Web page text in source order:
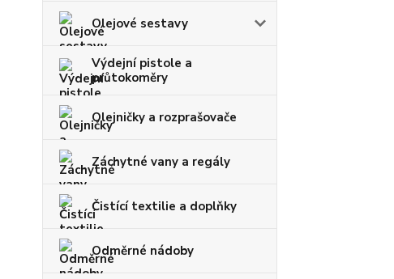
Olejové sestavy
Výdejní pistole a
průtokoměry
Olejničky a rozprašovače
Záchytné vany a regály
Čistící textilie a doplňky
Odměrné nádoby